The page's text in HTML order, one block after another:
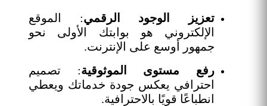
تعزيز الوجود الرقمي: الموقع
الإلكتروني هو بوابتك الأولى نحو
جمهور أوسع على الإنترنت.
رفع مستوى الموثوقية: تصميم
احترافي يعكس جودة خدماتك ويعطي
انطباعًا قويًا بالاحترافية.